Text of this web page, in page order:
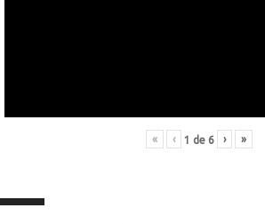
« ‹ 1 de 6 › »